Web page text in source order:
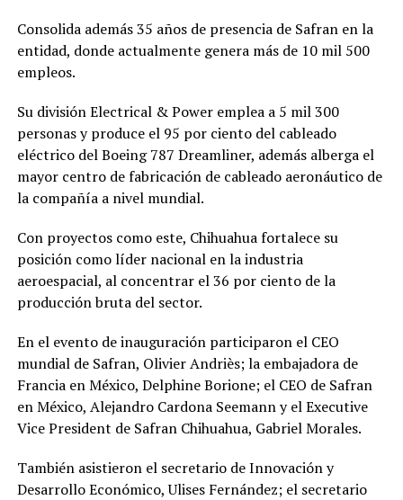
Consolida además 35 años de presencia de Safran en la
entidad, donde actualmente genera más de 10 mil 500
empleos.
Su división Electrical & Power emplea a 5 mil 300
personas y produce el 95 por ciento del cableado
eléctrico del Boeing 787 Dreamliner, además alberga el
mayor centro de fabricación de cableado aeronáutico de
la compañía a nivel mundial.
Con proyectos como este, Chihuahua fortalece su
posición como líder nacional en la industria
aeroespacial, al concentrar el 36 por ciento de la
producción bruta del sector.
En el evento de inauguración participaron el CEO
mundial de Safran, Olivier Andriès; la embajadora de
Francia en México, Delphine Borione; el CEO de Safran
en México, Alejandro Cardona Seemann y el Executive
Vice President de Safran Chihuahua, Gabriel Morales.
También asistieron el secretario de Innovación y
Desarrollo Económico, Ulises Fernández; el secretario